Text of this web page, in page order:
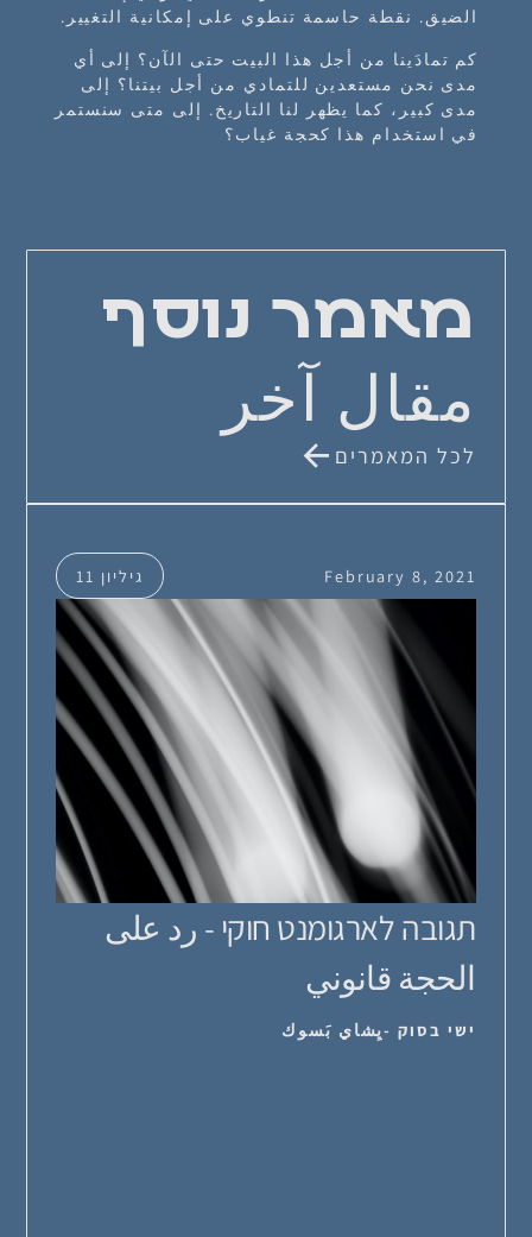
الضيق. نقطة حاسمة تنطوي على إمكانية التغيير.
كم تمادَينا من أجل هذا البيت حتى الآن؟ إلى أي
مدى نحن مستعدين للتمادي من أجل بيتنا؟ إلى
مدى كبير، كما يظهر لنا التاريخ. إلى متى سنستمر
في استخدام هذا كحجة غياب؟
מאמר נוסף
مقال آخر
לכל המאמרים
February 8, 2021 גיליון 11
תגובה לארגומנט חוקי - رد على
الحجة قانوني
ישי בסוק -يِشاي بَسوك